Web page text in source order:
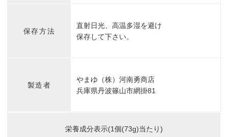
保存方法
直射日光、高温多湿を避け
保存して下さい。
製造者
やまゆ（株）河南勇商店
兵庫県丹波篠山市網掛81
栄養成分表示(1個(73g)当たり)